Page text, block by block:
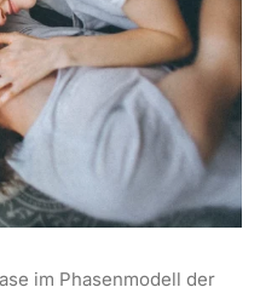
im Phasenmodell der